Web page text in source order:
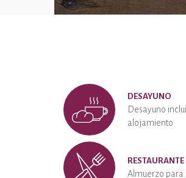
DESAYUNO
Desayuno
alojamiento
RESTAURANTE
Almuerzo para